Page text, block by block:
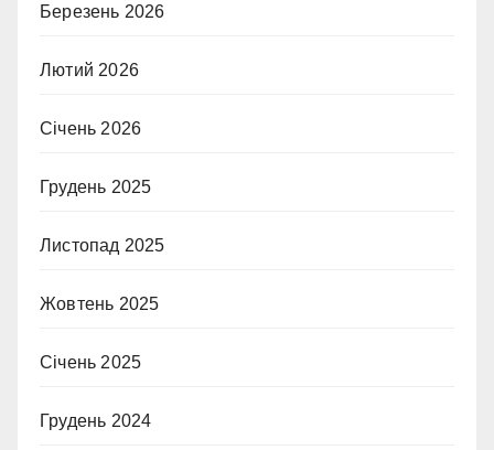
Березень 2026
Лютий 2026
Січень 2026
Грудень 2025
Листопад 2025
Жовтень 2025
Січень 2025
Грудень 2024